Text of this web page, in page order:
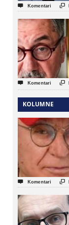
 Komentari 
 Komentari 
KOLUMNE
 Komentari 